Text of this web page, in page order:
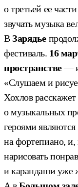
о третьей ее
звучать музыка
В Зарядье
фестиваль. 16
пространстве—
«Слушаем и
Хохлов
о музыкальных
героями
на фортепиано,
нарисовать
и карандаши уже